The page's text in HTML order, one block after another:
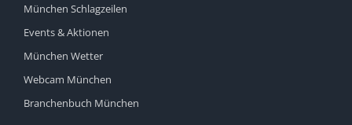
München Schlagzeilen
Events & Aktionen
München Wetter
Webcam München
Branchenbuch München